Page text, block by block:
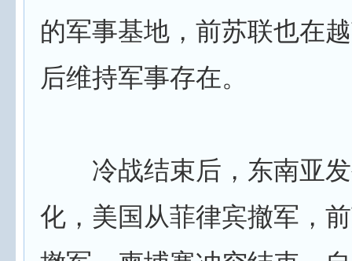
的军事基地，前苏联也在
后维持军事存在。
冷战结束后，东南亚发
化，美国从菲律宾撤军，